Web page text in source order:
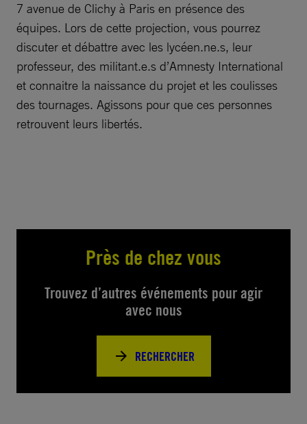
7 avenue de Clichy à Paris en présence des
équipes. Lors de cette projection, vous pourrez
discuter et débattre avec les lycéen.ne.s, leur
professeur, des militant.e.s d’Amnesty International
et connaitre la naissance du projet et les coulisses
des tournages. Agissons pour que ces personnes
retrouvent leurs libertés.
Près de chez vous
Trouvez d’autres événements pour agir
avec nous
RECHERCHER